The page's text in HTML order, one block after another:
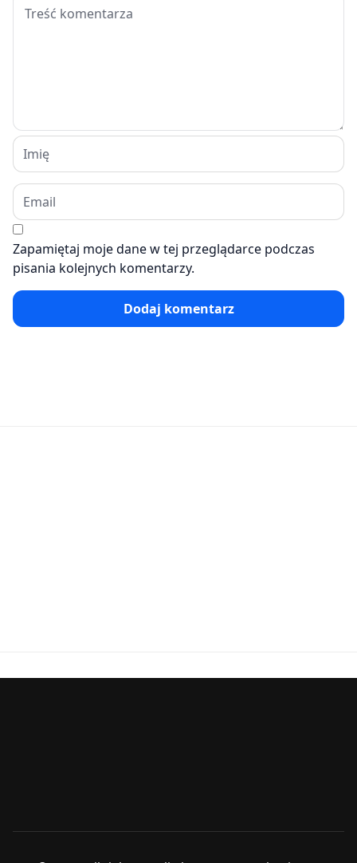
Zapamiętaj moje dane w tej przeglądarce podczas
pisania kolejnych komentarzy.
Dodaj komentarz